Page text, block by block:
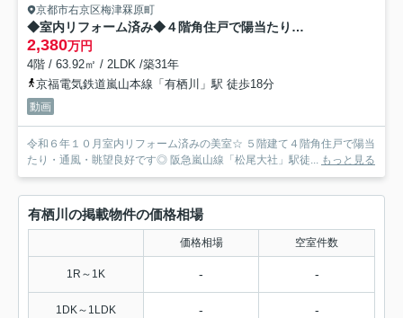
京都市右京区梅津罧原町
◆室内リフォーム済み◆４階角住戸で陽当たり・通風・眺望良好◆阪急「松尾大社」駅徒歩９分◆グレース嵐山
2,380万円
4階 / 63.92㎡ / 2LDK /築31年
京福電気鉄道嵐山本線「有栖川」駅 徒歩18分
動画
令和６年１０月室内リフォーム済みの美室☆ ５階建て４階角住戸で陽当
たり・通風・眺望良好です◎ 阪急嵐山線「松尾大社」駅徒...
もっと見る
有栖川の掲載物件の価格相場
価格相場 空室件数
1R～1K - -
1DK～1LDK - -